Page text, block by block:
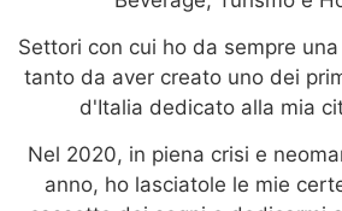
Settori con cui ho da sempre
tanto da aver creato uno dei
d'Italia dedicato alla mia
Nel 2020, in piena crisi e
anno, ho lasciatole le mie